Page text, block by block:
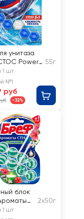
унитаза
Power
океана
55г
1 шт
№1
руб
-32%
блок
2х50г
1 шт